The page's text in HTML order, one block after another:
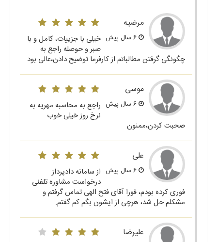
مرضیه
خیلی با جزییات، کامل و با
صبر و حوصله راجع به
چگونگی گرفتن مطالباتم از کارفرما توضیح دادن،عالی بود
موسی
راجع به محاسبه مهریه به
نرخ روز خیلی خوب
صحبت کردن،ممنون
علی
از سامانه دادپرداز
درخواست مشاوره تلفنی
فوری کرده بودم، فورا آقای فتح الهی تماس گرفتم و
مشکلم حل شد، هرچی از ایشون بگم کم گفتم.
علیرضا